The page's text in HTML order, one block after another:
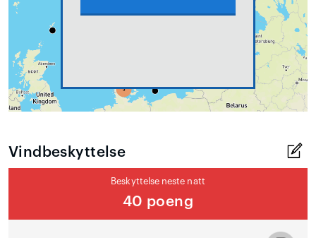
Vindbeskyttelse
Beskyttelse neste natt
40 poeng